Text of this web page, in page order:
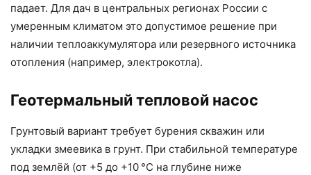
падает. Для дач в центральных регионах России с
умеренным климатом это допустимое решение при
наличии теплоаккумулятора или резервного источника
отопления (например, электрокотла).
Геотермальный тепловой насос
Грунтовый вариант требует бурения скважин или
укладки змеевика в грунт. При стабильной температуре
под землёй (от +5 до +10 °C на глубине ниже